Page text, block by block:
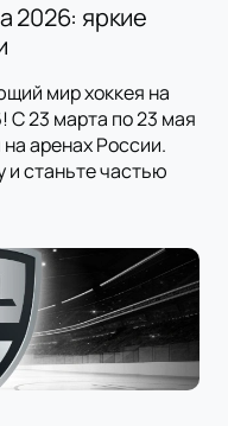
2026: яркие
мир хоккея на
С 23 марта по 23 мая
аренах России.
станьте частью